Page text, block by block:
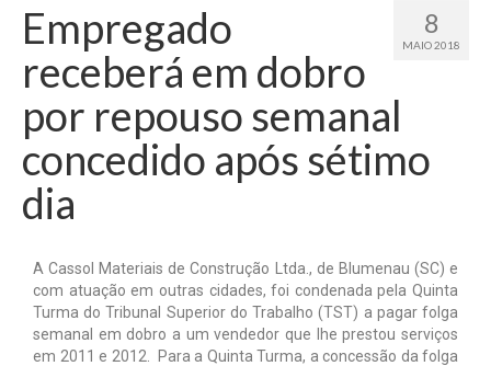
O Sindicato
Associe-se
Convênios
Convenções Coletivas
Atendimento
Tabelas
Denúncia
8
MAIO 2018
Empregado
receberá em dobro
por repouso semanal
concedido após sétimo
dia
A Cassol Materiais de Construção Ltda., de Blumenau (SC) e
com atuação em outras cidades, foi condenada pela Quinta
Turma do Tribunal Superior do Trabalho (TST) a pagar folga
semanal em dobro a um vendedor que lhe prestou serviços
em 2011 e 2012. Para a Quinta Turma, a concessão da folga